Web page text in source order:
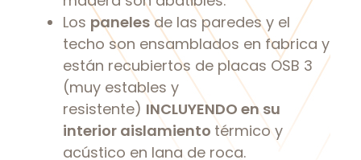
Los panelesde las paredes y el
techo son ensamblados en fabrica y
están recubiertos de placas OSB 3
(muy estables y
resistente) INCLUYENDO en su
interior aislamiento térmico y
acústico en lana de roca.